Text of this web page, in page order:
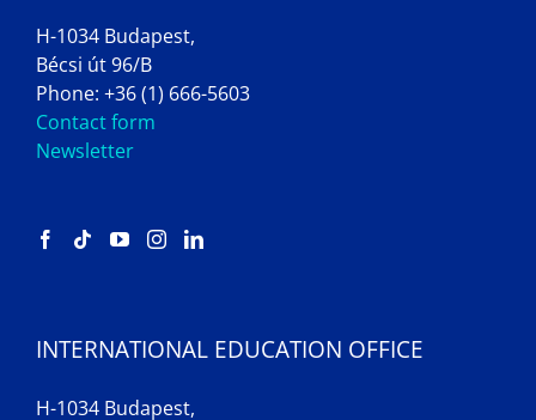
H-1034 Budapest,
Bécsi út 96/B
Phone: +36 (1) 666-5603
Contact form
Newsletter
INTERNATIONAL EDUCATION OFFICE
H-1034 Budapest,